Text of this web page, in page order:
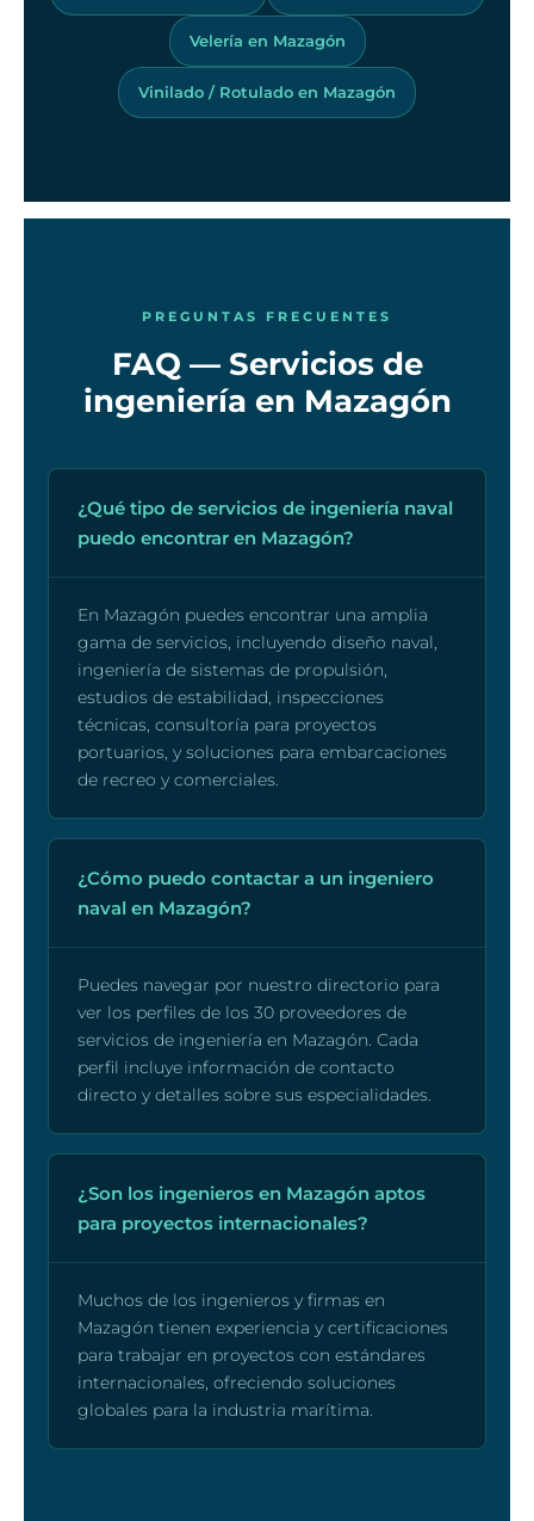
Velería en Mazagón
Vinilado / Rotulado en Mazagón
PREGUNTAS FRECUENTES
FAQ — Servicios de
ingeniería en Mazagón
¿Qué tipo de servicios de ingeniería naval
puedo encontrar en Mazagón?
En Mazagón puedes encontrar una amplia
gama de servicios, incluyendo diseño naval,
ingeniería de sistemas de propulsión,
estudios de estabilidad, inspecciones
técnicas, consultoría para proyectos
portuarios, y soluciones para embarcaciones
de recreo y comerciales.
¿Cómo puedo contactar a un ingeniero
naval en Mazagón?
Puedes navegar por nuestro directorio para
ver los perfiles de los 30 proveedores de
servicios de ingeniería en Mazagón. Cada
perfil incluye información de contacto
directo y detalles sobre sus especialidades.
¿Son los ingenieros en Mazagón aptos
para proyectos internacionales?
Muchos de los ingenieros y firmas en
Mazagón tienen experiencia y certificaciones
para trabajar en proyectos con estándares
internacionales, ofreciendo soluciones
globales para la industria marítima.